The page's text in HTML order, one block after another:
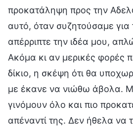
προκατάληψη προς την
αυτό, όταν συζητούσαμε για
απέρριπτε την ιδέα μου,
Ακόμα κι αν μερικές φορές
δίκιο, η σκέψη ότι θα
με έκανε να νιώθω άβολα.
γινόμουν όλο και πιο
απέναντί της. Δεν ήθελα να